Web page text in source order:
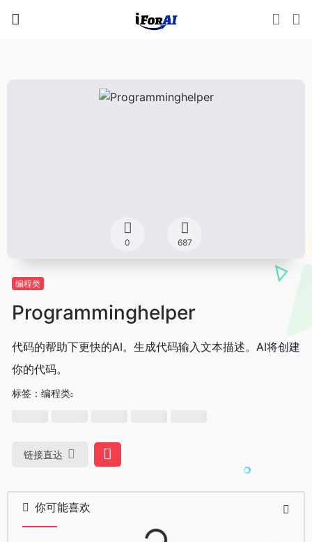
0 687
编程类
Programminghelper
代码的帮助下更快的AI。生成代码输入文本描述。AI将创建
你的代码。
标签： 编程类
链接直达
你可能喜欢 Loading...